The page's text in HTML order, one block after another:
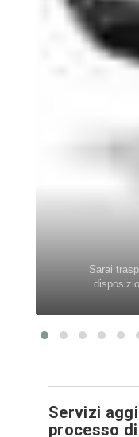
Sarai
Servizi
processo